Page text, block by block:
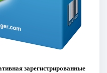
зарегистрированные